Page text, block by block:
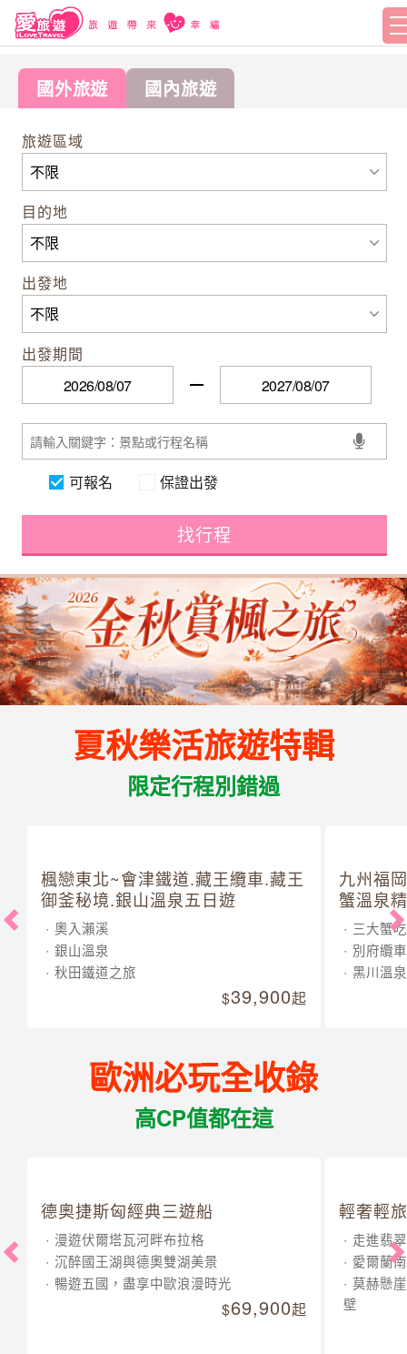
國外旅遊 國內旅遊
旅遊區域
目的地
出發地
出發期間
可報名 保證出發
找行程
夏秋樂活旅遊特輯
限定行程別錯過
楓戀東北~會津鐵道.藏王纜車.藏王
御釜秘境.銀山溫泉五日遊
奧入瀨溪
銀山溫泉
秋田鐵道之旅
39,900起
九州福
蟹溫泉
三大蟹
別府纜車
黑川溫泉
歐洲必玩全收錄
高CP值都在這
德奧捷斯匈經典三遊船
漫遊伏爾塔瓦河畔布拉格
沉醉國王湖與德奧雙湖美景
暢遊五國，盡享中歐浪漫時光
69,900起
輕奢輕
走進翡
愛爾蘭
莫赫懸
壁